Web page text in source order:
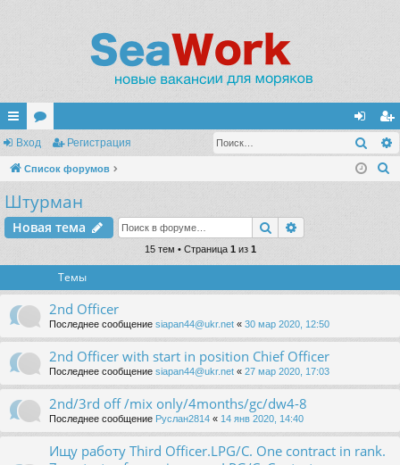
с
ы
лк
ор
ум
ы
хо
д
ег
ис
Вход Регистрация
Список форумов
Штурман
Новая тема Поиск
15 тем • Страница 1из 1
Темы
2nd Officer
Последнее сообщение siapan44@ukr.net « 30 мар 2020, 12:50
2nd Officer with start in position Chief Officer
Последнее сообщение siapan44@ukr.net « 27 мар 2020, 17:03
2nd/3rd off /mix only/4months/gc/dw4-8
Последнее сообщение Руслан2814 « 14 янв 2020, 14:40
Ищу работу Third Officer.LPG/C. One contract in rank.